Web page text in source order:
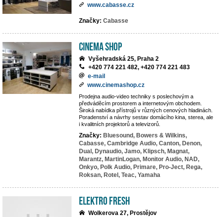
www.cabasse.cz
Značky: Cabasse
Cinema Shop
Vyšehradská 25, Praha 2
+420 774 221 482, +420 774 221 483
e-mail
www.cinemashop.cz
Prodejna audio-video techniky s poslechovým a
předváděcím prostorem a internetovým obchodem.
Široká nabídka přístrojů v různých cenových hladinách.
Poradenství a návrhy sestav domácího kina, sterea, ale
i kvalitních projektorů a televizorů.
Značky: Bluesound, Bowers & Wilkins,
Cabasse, Cambridge Audio, Canton, Denon,
Dual, Dynaudio, Jamo, Klipsch, Magnat,
Marantz, MartinLogan, Monitor Audio, NAD,
Onkyo, Polk Audio, Primare, Pro-Ject, Rega,
Roksan, Rotel, Teac, Yamaha
Elektro Fresh
Wolkerova 27, Prostějov